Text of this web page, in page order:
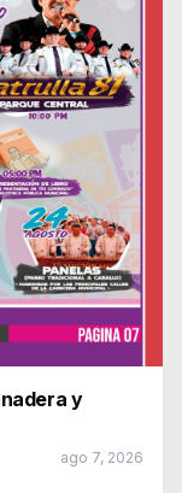
y
ago 7, 2026